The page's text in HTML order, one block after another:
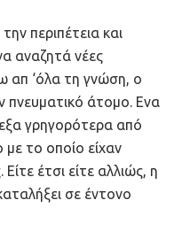
περιπέτεια και
αναζητά νέες
απ ‘όλα τη γνώση, ο
πνευματικό άτομο. Ενα
γρηγορότερα από
με το οποίο είχαν
έτσι είτε αλλιώς, η
σε έντονο